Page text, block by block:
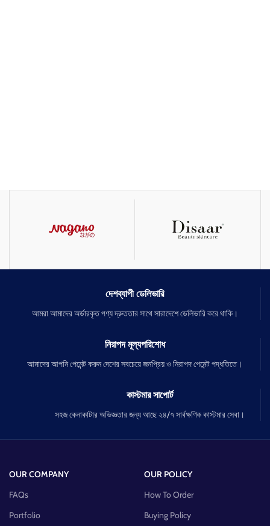
দেশব্যাপী ডেলিভারি
আমরা আমাদের অর্ডারকৃত পণ্য দ্রুততার সাথে সারাদেশে ডেলিভারি করে থাকি।
নিরাপদ মূল্যপরিশোধ
আমাদের আপনি পেমেন্ট করুন দেশের সবচেয়ে জনপ্রিয় ও নিরাপদ পেমেন্ট পদ্ধতিতে।
কাস্টমার সাপোর্ট
সহজ কেনাকাটার অভিজ্ঞতার জন্য আছে ২৪/৭ সার্বক্ষণিক কাস্টমার সেবা।
OUR COMPANY
FAQs
Portfolio
OUR POLICY
How To Order
Buying Policy